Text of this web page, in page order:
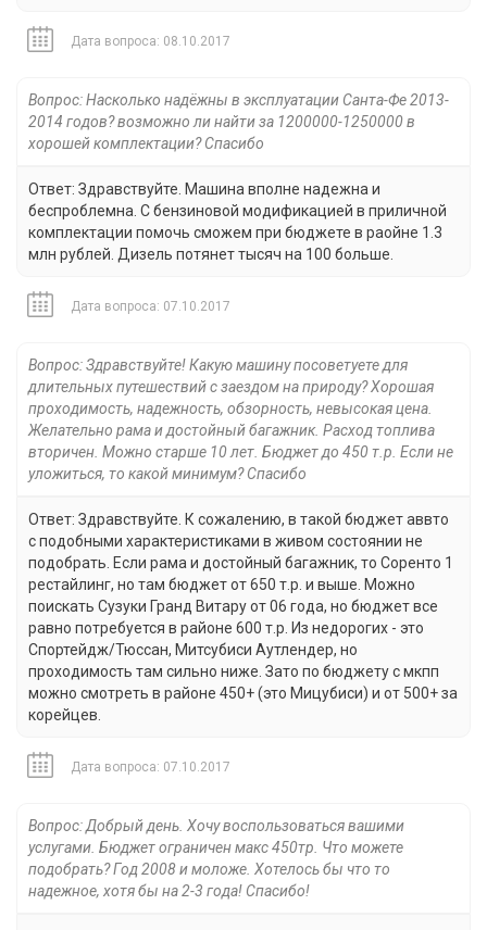
Дата вопроса: 08.10.2017
Вопрос: Насколько надёжны в эксплуатации Санта-Фе 2013-
2014 годов? возможно ли найти за 1200000-1250000 в
хорошей комплектации? Спасибо
Ответ: Здравствуйте. Машина вполне надежна и
беспроблемна. С бензиновой модификацией в приличной
комплектации помочь сможем при бюджете в раойне 1.3
млн рублей. Дизель потянет тысяч на 100 больше.
Дата вопроса: 07.10.2017
Вопрос: Здравствуйте! Какую машину посоветуете для
длительных путешествий с заездом на природу? Хорошая
проходимость, надежность, обзорность, невысокая цена.
Желательно рама и достойный багажник. Расход топлива
вторичен. Можно старше 10 лет. Бюджет до 450 т.р. Если не
уложиться, то какой минимум? Спасибо
Ответ: Здравствуйте. К сожалению, в такой бюджет аввто
с подобными характеристиками в живом состоянии не
подобрать. Если рама и достойный багажник, то Соренто 1
рестайлинг, но там бюджет от 650 т.р. и выше. Можно
поискать Сузуки Гранд Витару от 06 года, но бюджет все
равно потребуется в районе 600 т.р. Из недорогих - это
Спортейдж/Тюссан, Митсубиси Аутлендер, но
проходимость там сильно ниже. Зато по бюджету с мкпп
можно смотреть в районе 450+ (это Мицубиси) и от 500+ за
корейцев.
Дата вопроса: 07.10.2017
Вопрос: Добрый день. Хочу воспользоваться вашими
услугами. Бюджет ограничен макс 450тр. Что можете
подобрать? Год 2008 и моложе. Хотелось бы что то
надежное, хотя бы на 2-3 года! Спасибо!